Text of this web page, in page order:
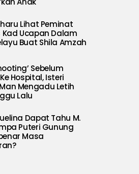
Lihat Peminat
Kad Ucapan Dalam
Buat Shila Amzah
Sebelum
Hospital, Isteri
Mengadu Letih
Lalu
Dapat Tahu M.
Puteri Gunung
Masa